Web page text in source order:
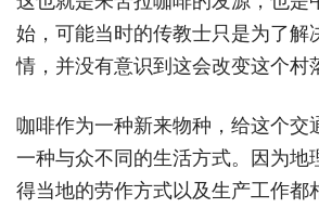
始，可能当时的传教士只是为了解
情，并没有意识到这会改变这个村
咖啡作为一种新来物种，给这个交
一种与众不同的生活方式。因为地
得当地的劳作方式以及生产工作都